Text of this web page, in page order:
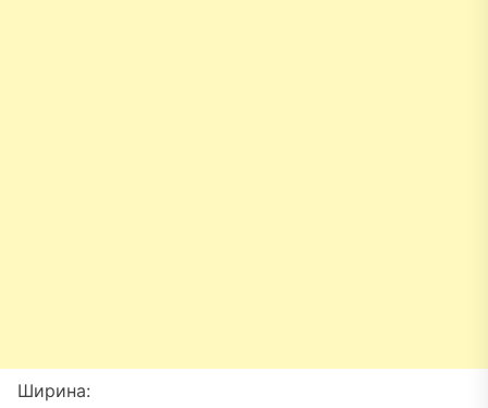
Ширина: